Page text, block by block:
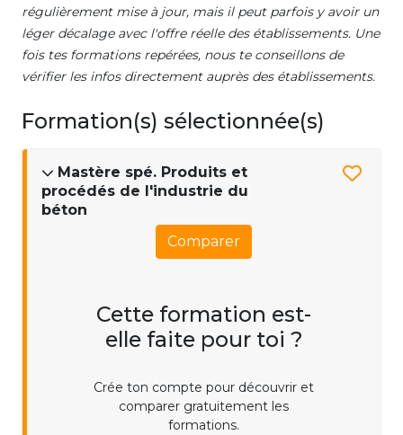
régulièrement mise à jour, mais il peut parfois y avoir un
léger décalage avec l'offre réelle des établissements. Une
fois tes formations repérées, nous te conseillons de
vérifier les infos directement auprès des établissements.
Formation(s) sélectionnée(s)
Mastère spé. Produits et
procédés de l'industrie du
béton
Comparer
Cette formation est-
elle faite pour toi ?
Crée ton compte pour découvrir et
comparer gratuitement les
formations.